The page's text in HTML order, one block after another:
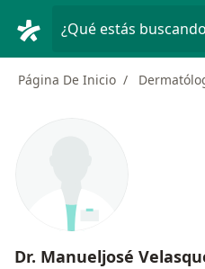
¿Qué estás
Página De Inicio
Dr. Manueljosé